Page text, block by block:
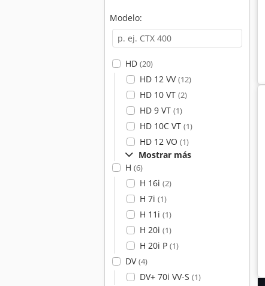
Modelo:
HD (20)
HD 12 VV(12)
HD 10 VT (2)
HD 9 VT (1)
HD 10C VT (1)
HD 12 VO (1)
Mostrar más
H (6)
H 16i (2)
H 7i (1)
H 11i (1)
H 20i (1)
H 20i P (1)
DV(4)
DV+ 70i VV-S (1)